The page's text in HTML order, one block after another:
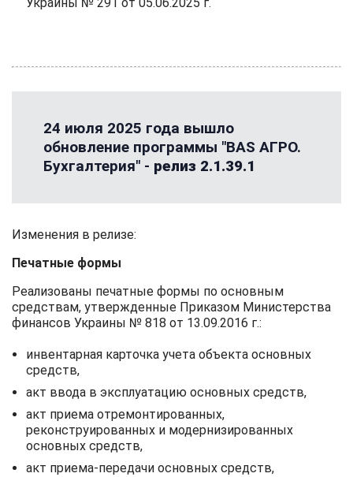
24 июля 2025 года вышло
обновление программы "BAS АГРО.
Бухгалтерия" - релиз 2.1.39.1
Изменения в релизе:
Печатные формы
Реализованы печатные формы по основным
средствам, утвержденные Приказом Министерства
финансов Украины № 818 от 13.09.2016 г.:
инвентарная карточка учета объекта основных
средств,
акт ввода в эксплуатацию основных средств,
акт приема отремонтированных,
реконструированных и модернизированных
основных средств,
акт приема-передачи основных средств,